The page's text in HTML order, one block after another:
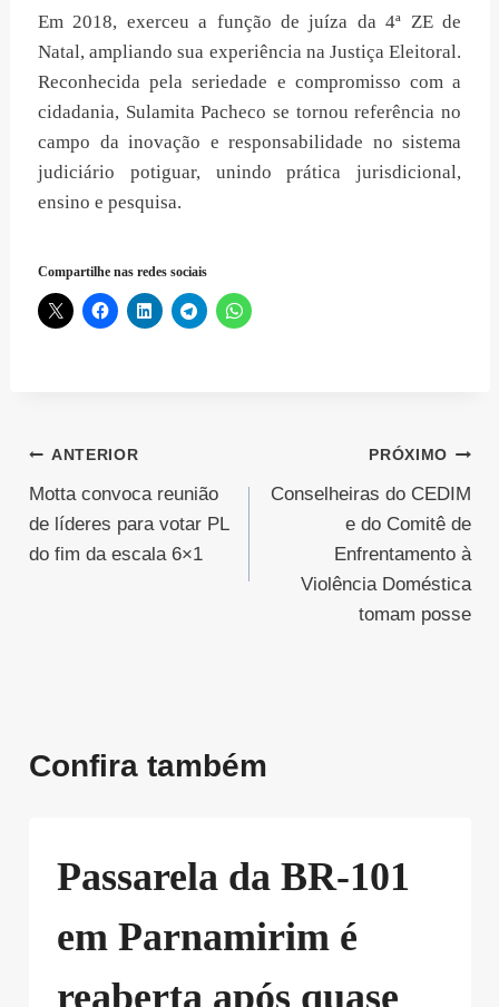
Em 2018, exerceu a função de juíza da 4ª ZE de
Natal, ampliando sua experiência na Justiça Eleitoral.
Reconhecida pela seriedade e compromisso com a
cidadania, Sulamita Pacheco se tornou referência no
campo da inovação e responsabilidade no sistema
judiciário potiguar, unindo prática jurisdicional,
ensino e pesquisa.
Compartilhe nas redes sociais
Navegação
de
Post
ANTERIOR
Motta convoca reunião
de líderes para votar PL
do fim da escala 6×1
PRÓXIMO
Conselheiras do CEDIM
e do Comitê de
Enfrentamento à
Violência Doméstica
tomam posse
Confira também
Passarela da BR-101
em Parnamirim é
reaberta após quase